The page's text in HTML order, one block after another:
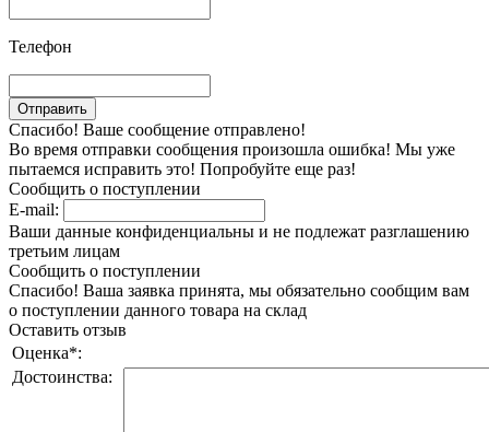
Телефон
Спасибо! Ваше сообщение отправлено!
Во время отправки сообщения произошла ошибка! Мы уже
пытаемся исправить это! Попробуйте еще раз!
Сообщить о поступлении
E-mail:
Ваши данные конфиденциальны и не подлежат разглашению
третьим лицам
Сообщить о поступлении
Спасибо! Ваша заявка принята, мы обязательно сообщим вам
о поступлении данного товара на склад
Оставить отзыв
Оценка*:
Достоинства: